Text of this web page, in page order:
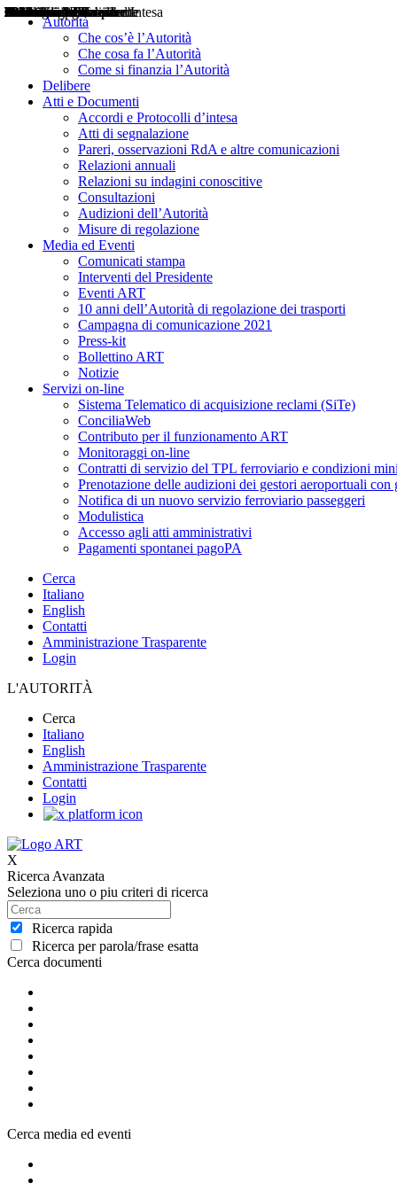
Autorità
Che cos’è l’Autorità
Che cosa fa l’Autorità
Come si finanzia l’Autorità
Delibere
Atti e Documenti
Accordi e Protocolli d’intesa
Atti di segnalazione
Pareri, osservazioni RdA e altre comunicazioni
Relazioni annuali
Relazioni su indagini conoscitive
Consultazioni
Audizioni dell’Autorità
Misure di regolazione
Media ed Eventi
Comunicati stampa
Interventi del Presidente
Eventi ART
10 anni dell’Autorità di regolazione dei trasporti
Campagna di comunicazione 2021
Press-kit
Bollettino ART
Notizie
Servizi on-line
Sistema Telematico di acquisizione reclami (SiTe)
ConciliaWeb
Contributo per il funzionamento ART
Monitoraggi on-line
Contratti di servizio del TPL ferroviario e condizioni
Prenotazione delle audizioni dei gestori aeroportuali con
Notifica di un nuovo servizio ferroviario passeggeri
Modulistica
Accesso agli atti amministrativi
Pagamenti spontanei pagoPA
Cerca
Italiano
English
Contatti
Amministrazione Trasparente
Login
L'AUTORITÀ
Cerca
Italiano
English
Amministrazione Trasparente
Contatti
Login
X
Ricerca Avanzata
Seleziona uno o piu criteri di ricerca
Ricerca rapida
Ricerca per parola/frase esatta
Cerca documenti
Delibere
Pareri
Consultazioni
Audizioni
Atti di Segnalazione
Accordi e Protocolli d'Intesa
Relazioni annuali
Misure di regolazione
Cerca media ed eventi
Notizie
Comunicati Stampa
Bollettini ART
Convegni ART
Interviste del Presidente
Articoli in primo piano
Interventi del Presidente
2004
2005
2010
2013
2014
2015
2016
2017
2018
2019
202
2020
2021
2022
2023
2024
2025
2026
Aereo
Marittimo
Terrestre